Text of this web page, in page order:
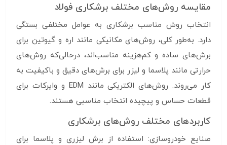
مقایسه روش‌های مختلف برشکاری فولاد
انتخاب روش مناسب برشکاری به عوامل مختلفی بستگی
دارد. به‌طور کلی، روش‌های مکانیکی مانند اره و گیوتین برای
برش‌های ساده و کم‌هزینه مناسب‌اند، درحالی‌که روش‌های
حرارتی مانند پلاسما و لیزر برای برش‌های دقیق و باکیفیت به
کار می‌روند. روش‌های الکتریکی مانند EDM و وایرکات برای
قطعات حساس و پیچیده انتخاب مناسبی هستند.
کاربردهای مختلف روش‌های برشکاری
صنایع خودروسازی: استفاده از برش لیزری و پلاسما برای